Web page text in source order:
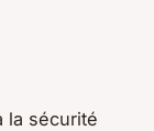
la sécurité